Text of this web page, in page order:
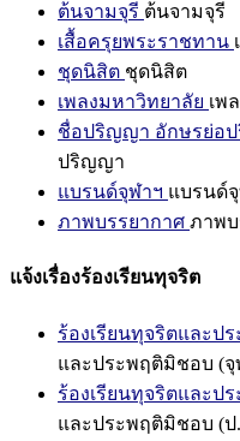
ต้นจามจุรี ต้นจามจุรี
เสื้อครุยพระราชทาน
ชุดนิสิต ชุดนิสิต
เพลงมหาวิทยาลัย เพ
ชื่อปริญญา อักษรย่อ
ปริญญา
แบรนด์จุฬาฯ แบรนด์
ภาพบรรยากาศ ภาพบ
แจ้งเรื่องร้องเรียนทุจริต
ร้องเรียนทุจริตและป
และประพฤติมิชอบ (จุ
ร้องเรียนทุจริตและป
และประพฤติมิชอบ (ป